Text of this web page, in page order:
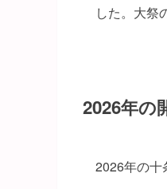
した。大祭
2026年の
2026年の十